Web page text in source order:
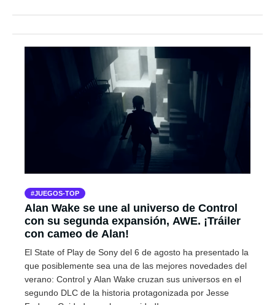
JUEGOS-TOP
Alan Wake se une al universo de Control
con su segunda expansión, AWE. ¡Tráiler
con cameo de Alan!
El State of Play de Sony del 6 de agosto ha presentado la
que posiblemente sea una de las mejores novedades del
verano: Control y Alan Wake cruzan sus universos en el
segundo DLC de la historia protagonizada por Jesse